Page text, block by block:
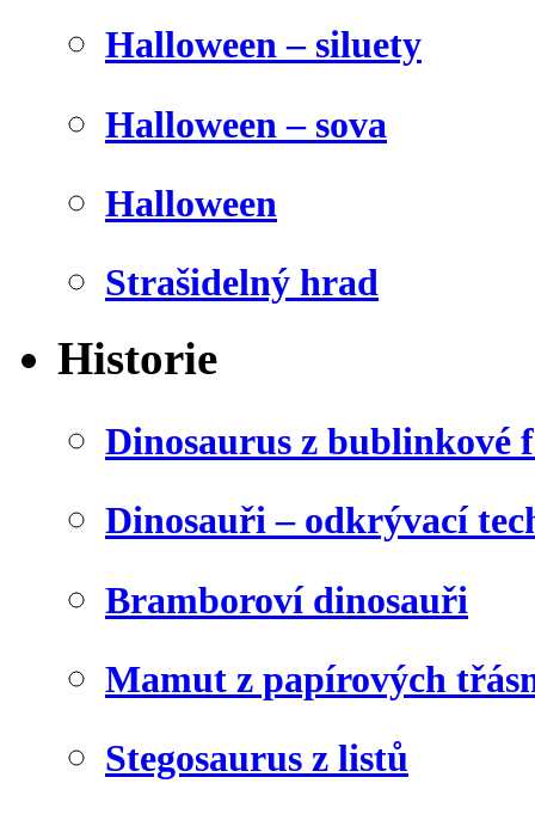
Halloween – siluety
Halloween – sova
Halloween
Strašidelný hrad
Historie
Dinosaurus z bublinkové
Dinosauři – odkrývací
Bramboroví dinosauři
Mamut z papírových
Stegosaurus z listů